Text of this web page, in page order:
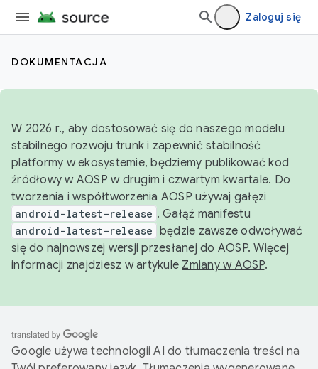
Zaloguj się
DOKUMENTACJA
W 2026 r., aby dostosować się do naszego modelu
stabilnego rozwoju trunk i zapewnić stabilność
platformy w ekosystemie, będziemy publikować kod
źródłowy w AOSP w drugim i czwartym kwartale. Do
tworzenia i współtworzenia AOSP używaj gałęzi
android-latest-release . Gałąź manifestu
android-latest-release będzie zawsze odwoływać
się do najnowszej wersji przesłanej do AOSP. Więcej
informacji znajdziesz w artykule Zmiany w AOSP.
Google używa technologii AI do tłumaczenia treści na